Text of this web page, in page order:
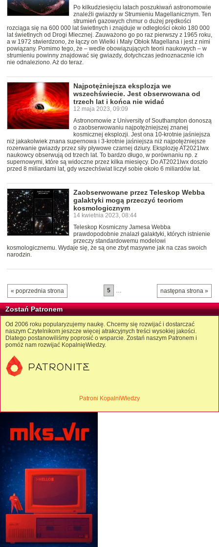
Po kilkudziesięciu latach poszukiwań astronomowie
znaleźli gwiazdy w Strumieniu Magellanicznym. Ten
strumień gazowych chmur o dużej prędkości
rozciąga się na 600 000 lat świetlnych i znajduje w odległości około 180 000
lat świetlnych od Drogi Mlecznej. Zauważono go po raz pierwszy z 1965 roku,
a w 1972 stwierdzono, że łączy on Wielki i Mały Obłok Magellana i jest z nimi
powiązany. Pomimo tego, że – wedle obowiązujących teorii naukowych – w
strumieniu powinny znajdować się gwiazdy, dotychczas jednoznacznie ich
nie odnaleziono. Aż do teraz.
Najpotężniejsza eksplozja we
wszechświecie. Jest obserwowana od
trzech lat i końca nie widać
12 maja 2023, 09:09
Astronomowie z University of Southampton donoszą
o zaobserwowaniu najpotężniejszej znanej
kosmicznej eksplozji. Jest ona 10-krotnie jaśniejsza
niż jakakolwiek znana supernowa i 3-krotnie jaśniejsza niż najpotężniejsze
rozerwanie gwiazdy przez siły pływowe czarnej dziury. Eksplozję AT2021lwx
naukowcy obserwują od trzech lat. To bardzo długo, w porównaniu np. z
supernowymi, które są widoczne przez kilka miesięcy. Do AT2021lwx doszło
przed 8 miliardami lat, gdy wszechświat liczył sobie około 6 miliardów lat.
Zaobserwowane przez Teleskop Webba
galaktyki mogą przeczyć teoriom
kosmologicznym
14 kwietnia 2023, 08:44
Teleskop Kosmiczny Jamesa Webba
prawdopodobnie znalazł galaktyki, których istnienie
przeczy standardowemu modelowi
kosmologicznemu. Wydaje się, że są one zbyt masywne jak na czas swoich
narodzin.
« poprzednia strona następna strona »
5 …
Zostań Patronem
Od 2006 roku popularyzujemy naukę. Chcemy się rozwijać i dostarczać
naszym Czytelnikom jeszcze więcej atrakcyjnych treści wysokiej jakości.
Dlatego postanowiliśmy poprosić o wsparcie. Zostań naszym Patronem i
pomóż nam rozwijać KopalnięWiedzy.
Patroni KopalniWiedzy